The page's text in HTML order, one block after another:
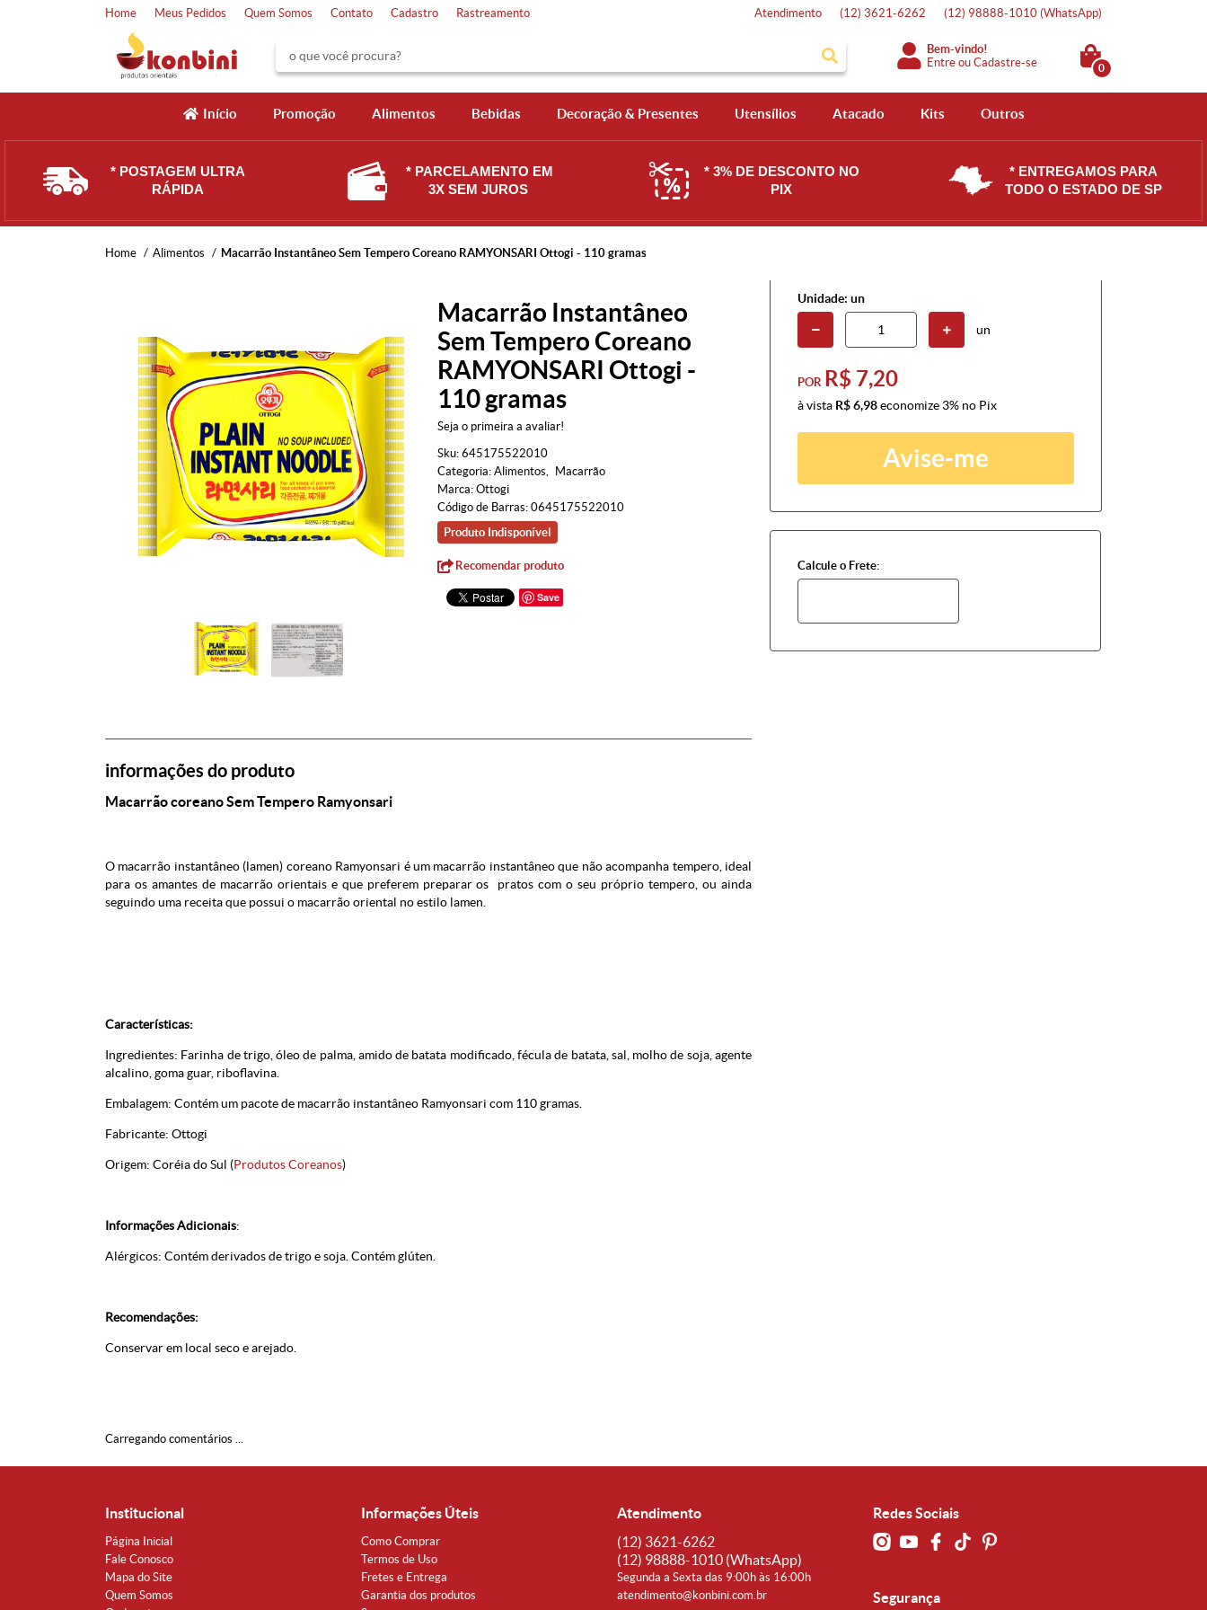
Home Meus Pedidos Quem Somos Contato Cadastro Rastreamento Atendimento (12) 3621-6262 (12) 98888-1010 (WhatsApp)
Bem-vindo!
Entre ouCadastre-se 0
Início Promoção Alimentos Bebidas Decoração & Presentes Utensílios Atacado Kits Outros
* POSTAGEM ULTRA
RÁPIDA
* PARCELAMENTO EM
3X SEM JUROS
* 3% DE DESCONTO NO
PIX
* ENTREGAMOS PARA
TODO O ESTADO DE SP
Home Alimentos Macarrão Instantâneo Sem Tempero Coreano RAMYONSARI Ottogi - 110 gramas
Macarrão Instantâneo
Sem Tempero Coreano
RAMYONSARI Ottogi -
110 gramas
Seja o primeira a avaliar!
Sku: 645175522010
Categoria: Alimentos
Macarrão
Marca: Ottogi
Código de Barras: 0645175522010
Produto Indisponível
Recomendar produto
Save
Unidade: un
un
POR R$ 7,20
à vista R$ 6,98economize 3% no Pix
Avise-me
Calcule o Frete:
informações do produto
Macarrão coreano Sem Tempero Ramyonsari
O macarrão instantâneo (lamen) coreano Ramyonsari é um macarrão instantâneo que não acompanha tempero, ideal
para os amantes de macarrão orientais e que preferem preparar os pratos com o seu próprio tempero, ou ainda
seguindo uma receita que possui o macarrão oriental no estilo lamen.
Características:
Ingredientes: Farinha de trigo, óleo de palma, amido de batata modificado, fécula de batata, sal, molho de soja, agente
alcalino, goma guar, riboflavina.
Embalagem: Contém um pacote de macarrão instantâneo Ramyonsari com 110 gramas.
Fabricante: Ottogi
Origem: Coréia do Sul (Produtos Coreanos)
Informações Adicionais:
Alérgicos: Contém derivados de trigo e soja. Contém glúten.
Recomendações:
Conservar em local seco e arejado.
Carregando comentários ...
Institucional
Página Inicial
Fale Conosco
Mapa do Site
Quem Somos
Informações Úteis
Como Comprar
Termos de Uso
Fretes e Entrega
Garantia dos produtos
Atendimento
(12) 3621-6262
(12) 98888-1010 (WhatsApp)
Segunda a Sexta das 9:00h às 16:00h
atendimento@konbini.com.br
Redes Sociais
Segurança